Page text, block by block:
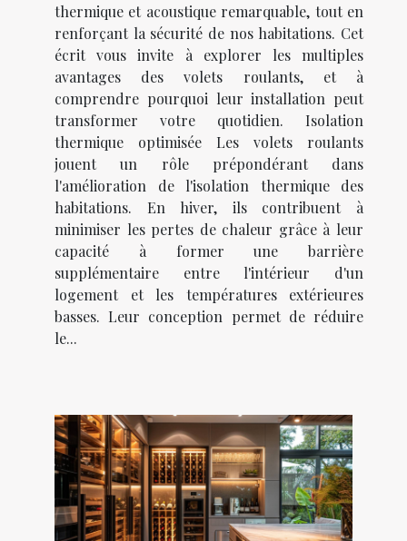
thermique et acoustique remarquable, tout en
renforçant la sécurité de nos habitations. Cet
écrit vous invite à explorer les multiples
avantages des volets roulants, et à
comprendre pourquoi leur installation peut
transformer votre quotidien. Isolation
thermique optimisée Les volets roulants
jouent un rôle prépondérant dans
l'amélioration de l'isolation thermique des
habitations. En hiver, ils contribuent à
minimiser les pertes de chaleur grâce à leur
capacité à former une barrière
supplémentaire entre l'intérieur d'un
logement et les températures extérieures
basses. Leur conception permet de réduire
le...